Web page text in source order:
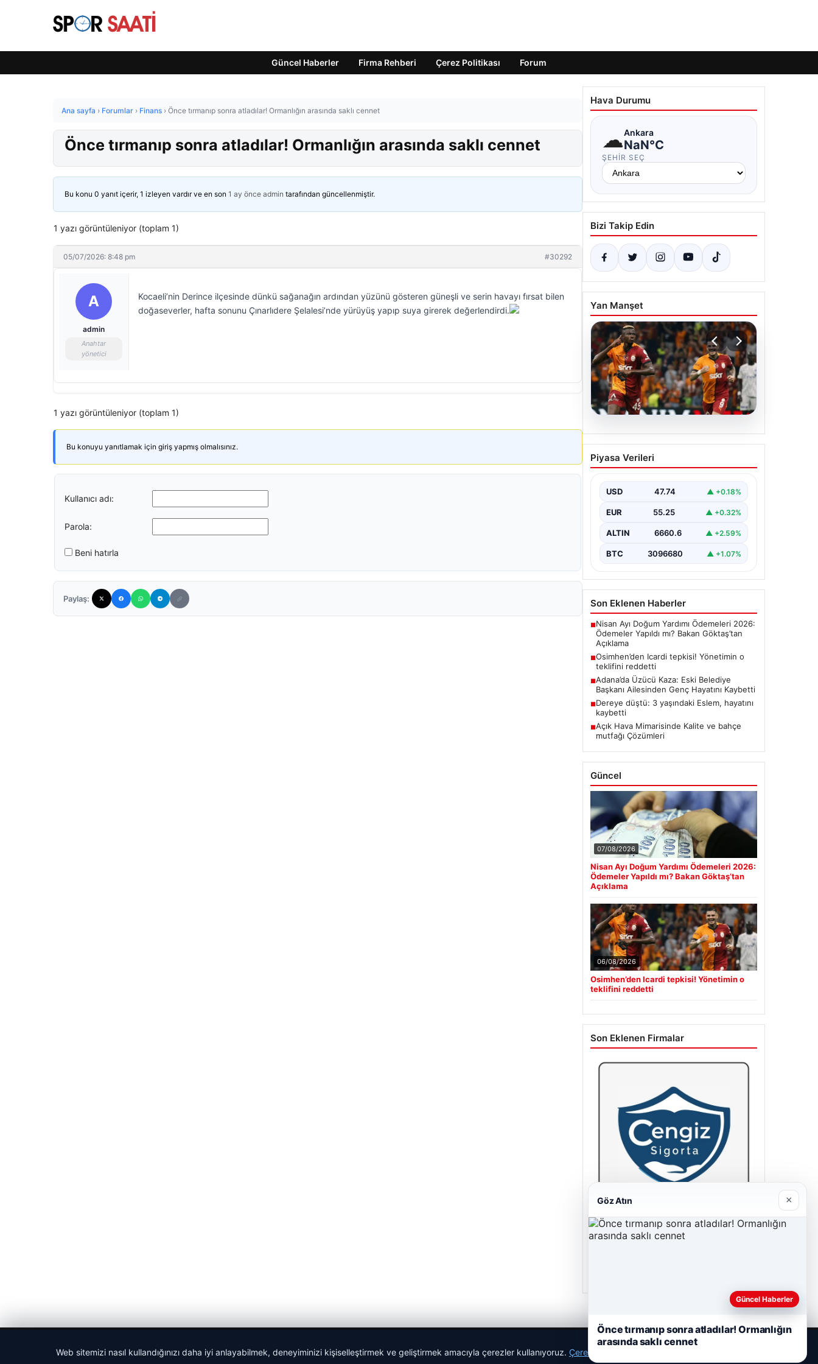
Güncel Haberler Firma Rehberi Çerez Politikası Forum
Ana sayfa › Forumlar › Finans › Önce tırmanıp sonra atladılar! Ormanlığın arasında saklı cennet
Önce tırmanıp sonra atladılar! Ormanlığın arasında saklı cennet
Bu konu 0 yanıt içerir, 1 izleyen vardır ve en son 1 ay önce admin tarafından güncellenmiştir.
1 yazı görüntüleniyor (toplam 1)
05/07/2026: 8:48 pm #30292
A
admin
Anahtar
yönetici
Kocaeli’nin Derince ilçesinde dünkü sağanağın ardından yüzünü gösteren güneşli ve serin havayı fırsat bilen
doğaseverler, hafta sonunu Çınarlıdere Şelalesi’nde yürüyüş yapıp suya girerek değerlendirdi.
1 yazı görüntüleniyor (toplam 1)
Bu konuyu yanıtlamak için giriş yapmış olmalısınız.
Kullanıcı adı:
Parola:
Beni hatırla
Paylaş:
Hava Durumu
☁Ankara
NaN°C
ŞEHIR SEÇ
Bizi Takip Edin
Yan Manşet
06.08.2026
Osimhen’den Icardi
tepkisi! Yönetimin o
Piyasa Verileri
USD 47.74 ▲ +0.18%
EUR 55.25 ▲ +0.32%
ALTIN 6660.6 ▲ +2.59%
BTC 3096680 ▲ +1.07%
Son Eklenen Haberler
■Nisan Ayı Doğum Yardımı Ödemeleri 2026:
Ödemeler Yapıldı mı? Bakan Göktaş’tan
Açıklama
■Osimhen’den Icardi tepkisi! Yönetimin o
teklifini reddetti
■Adana’da Üzücü Kaza: Eski Belediye
Başkanı Ailesinden Genç Hayatını Kaybetti
■Dereye düştü: 3 yaşındaki Eslem, hayatını
kaybetti
■Açık Hava Mimarisinde Kalite ve bahçe
mutfağı Çözümleri
Güncel
07/08/2026
Nisan Ayı Doğum Yardımı Ödemeleri 2026:
Ödemeler Yapıldı mı? Bakan Göktaş’tan
Açıklama
06/08/2026
Osimhen’den Icardi tepkisi! Yönetimin o
teklifini reddetti
Son Eklenen Firmalar
Cengiz Sigorta
Web sitemizi nasıl kullandığınızı daha iyi anlayabilmek, deneyiminizi kişiselleştirmek ve geliştirmek amacıyla çerezler kullanıyoruz. Çerez Politikamız
Göz Atın ×
Güncel Haberler
Önce tırmanıp sonra atladılar! Ormanlığın
arasında saklı cennet